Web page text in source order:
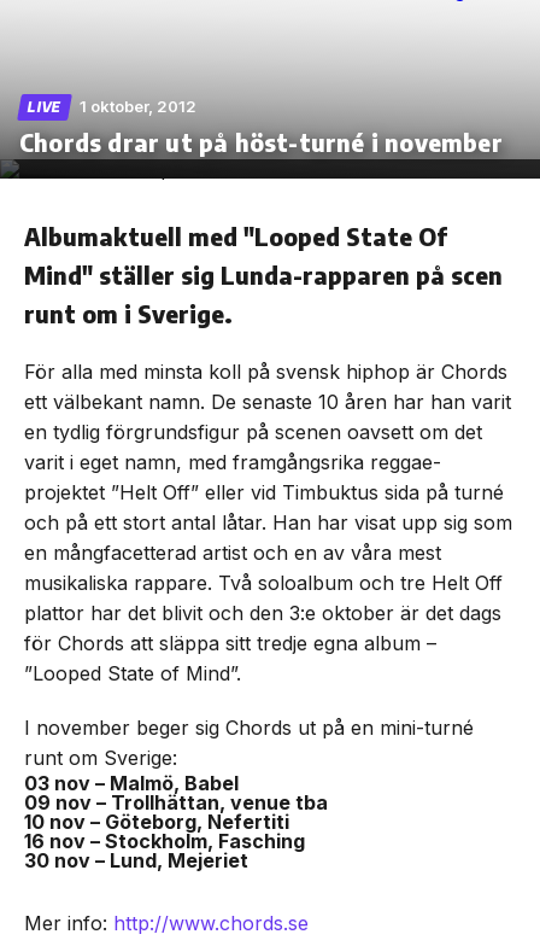
Skip
the
LIVE 1 oktober, 2012
Chords drar ut på höst-turné i november
Albumaktuell med "Looped State Of
Mind" ställer sig Lunda-rapparen på scen
runt om i Sverige.
För alla med minsta koll på svensk hiphop är Chords
ett välbekant namn. De senaste 10 åren har han varit
en tydlig förgrundsfigur på scenen oavsett om det
varit i eget namn, med framgångsrika reggae-
projektet ”Helt Off” eller vid Timbuktus sida på turné
och på ett stort antal låtar. Han har visat upp sig som
en mångfacetterad artist och en av våra mest
musikaliska rappare. Två soloalbum och tre Helt Off
plattor har det blivit och den 3:e oktober är det dags
för Chords att släppa sitt tredje egna album –
”Looped State of Mind”.
I november beger sig Chords ut på en mini-turné
runt om Sverige:
03 nov – Malmö, Babel
09 nov – Trollhättan, venue tba
10 nov – Göteborg, Nefertiti
16 nov – Stockholm, Fasching
30 nov – Lund, Mejeriet
Mer info: http://www.chords.se